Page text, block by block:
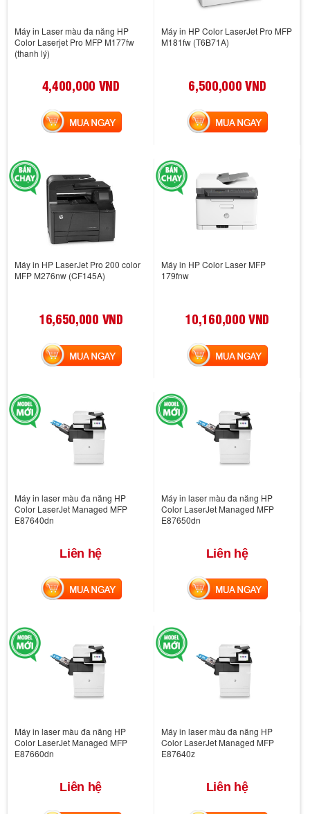
Máy in Laser màu đa năng HP
Color Laserjet Pro MFP M177fw
(thanh lý)
4,400,000 VND
MUA NGAY
Máy in HP Color LaserJet Pro MFP
M181fw (T6B71A)
6,500,000 VND
MUA NGAY
Máy in HP LaserJet Pro 200 color
MFP M276nw (CF145A)
16,650,000 VND
MUA NGAY
Máy in HP Color Laser MFP
179fnw
10,160,000 VND
MUA NGAY
Máy in laser màu đa năng HP
Color LaserJet Managed MFP
E87640dn
Liên hệ
MUA NGAY
Máy in laser màu đa năng HP
Color LaserJet Managed MFP
E87650dn
Liên hệ
MUA NGAY
Máy in laser màu đa năng HP
Color LaserJet Managed MFP
E87660dn
Liên hệ
Máy in laser màu đa năng HP
Color LaserJet Managed MFP
E87640z
Liên hệ